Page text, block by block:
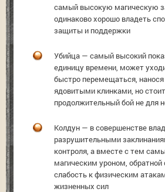
самый высокую магическую
одинаково хорошо владеть
защиты и поддержки
Убийца — самый высокий
единицу времени, может
быстро перемещаться,
ядовитыми клинками, но
продолжительный бой не для
Колдун — в совершенстве
разрушительными
контроля, а вместе с тем
магическим уроном, обратной
слабость к физическим
жизненных сил